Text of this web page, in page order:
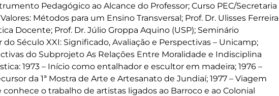
Pedagógico ao Alcance do Professor; Curso PEC/Secretaria
Métodos para um Ensino Transversal; Prof. Dr. Ulisses Ferreira
Docente; Prof. Dr. Júlio Groppa Aquino (USP); Seminário
Século XXI: Significado, Avaliação e Perspectivas – Unicamp;
do Subprojeto As Relações Entre Moralidade e Indisciplina
1973 – Início como entalhador e escultor em madeira; 1976 –
da 1ª Mostra de Arte e Artesanato de Jundiaí; 1977 – Viagem
o trabalho de artistas ligados ao Barroco e ao Colonial